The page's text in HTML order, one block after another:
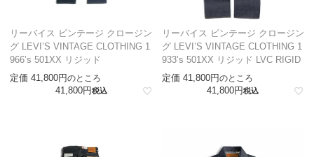
リーバイス ビンテージ クロージン
グ LEVI’S VINTAGE CLOTHING 1
966’s 501XX リジッド
定価 41,800 のところ
41,800 税込
リーバイス ビンテージ クロージン
グ LEVI’S VINTAGE CLOTHING 1
933’s 501XX リジッド LVC RIGID
定価 41,800 のところ
41,800 税込